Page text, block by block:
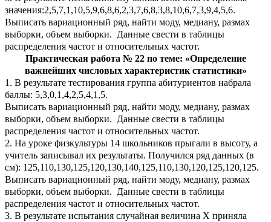
значения:2,5,7,1,10,5,9,6,8,6,2,3,7,6,8,3,8,10,6,7,3,9,4,5,6.
Выписать вариационный ряд, найти моду, медиану, размах
выборки, объем выборки. Данные свести в таблицы
распределения частот и относительных частот.
Практическая работа № 22 по теме: «Определение
важнейших числовых характеристик статистики»
1. В результате тестирования группа абитуриентов набрала
баллы: 5,3,0,1,4,2,5,4,1,5.
Выписать вариационный ряд, найти моду, медиану, размах
выборки, объем выборки. Данные свести в таблицы
распределения частот и относительных частот.
2. На уроке физкультуры 14 школьников прыгали в высоту, а
учитель записывал их результаты. Получился ряд данных (в
см): 125,110,130,125,120,130,140,125,110,130,120,125,120,125.
Выписать вариационный ряд, найти моду, медиану, размах
выборки, объем выборки. Данные свести в таблицы
распределения частот и относительных частот.
3. В результате испытания случайная величина Х приняла